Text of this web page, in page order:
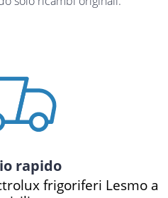
rapido
frigoriferi Lesmo a